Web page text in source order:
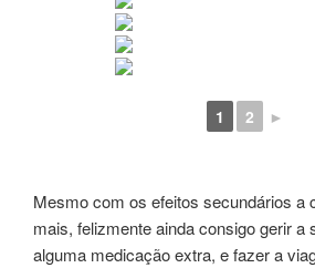
1 2 ►
Mesmo com os efeitos secundários a
mais, felizmente ainda consigo gerir a
alguma medicação extra, e fazer a